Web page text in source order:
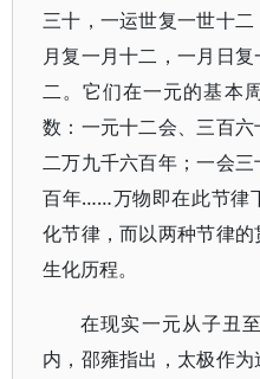
三十，一运世复一世十
月复一月十二，一月日
二。它们在一元的基本
数：一元十二会、三百
二万九千六百年；一会
百年……万物即在此节律
化节律，而以两种节律
生化历程。
在现实一元从子丑
内，邵雍指出，太极作